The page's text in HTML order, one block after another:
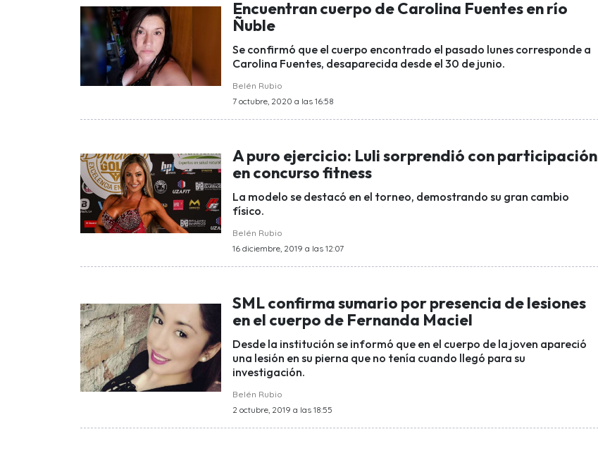
Encuentran cuerpo de Carolina Fuentes en río
Ñuble
Se confirmó que el cuerpo encontrado el pasado lunes corresponde a
Carolina Fuentes, desaparecida desde el 30 de junio.
Belén Rubio
7 octubre, 2020 a las 16:58
A puro ejercicio: Luli sorprendió con participación
en concurso fitness
La modelo se destacó en el torneo, demostrando su gran cambio
físico.
Belén Rubio
16 diciembre, 2019 a las 12:07
SML confirma sumario por presencia de lesiones
en el cuerpo de Fernanda Maciel
Desde la institución se informó que en el cuerpo de la joven apareció
una lesión en su pierna que no tenía cuando llegó para su
investigación.
Belén Rubio
2 octubre, 2019 a las 18:55